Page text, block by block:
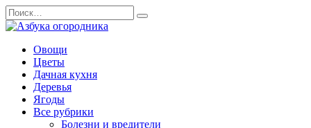
Перейти
к
содержанию
Search
for:
Овощи
Цветы
Дачная кухня
Деревья
Ягоды
Все рубрики
Болезни и вредители